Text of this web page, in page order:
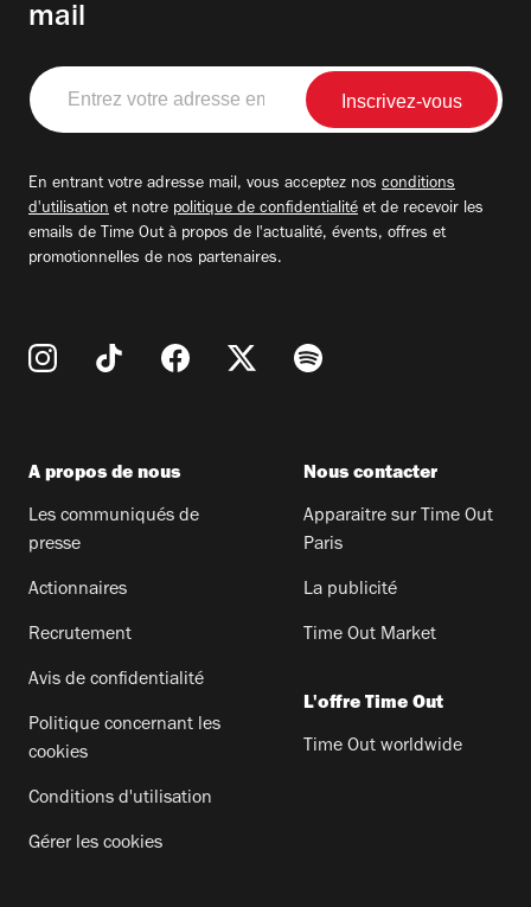
mail
Entrez
votre
adresse
En entrant votre adresse mail, vous acceptez nos conditions
d'utilisation et notre politique de confidentialité et de recevoir les
emails de Time Out à propos de l'actualité, évents, offres et
promotionnelles de nos partenaires.
A propos de nous
Les communiqués de
presse
Actionnaires
Recrutement
Avis de confidentialité
Politique concernant les
cookies
Conditions d'utilisation
Gérer les cookies
Nous contacter
Apparaitre sur Time Out
Paris
La publicité
Time Out Market
L'offre Time Out
Time Out worldwide